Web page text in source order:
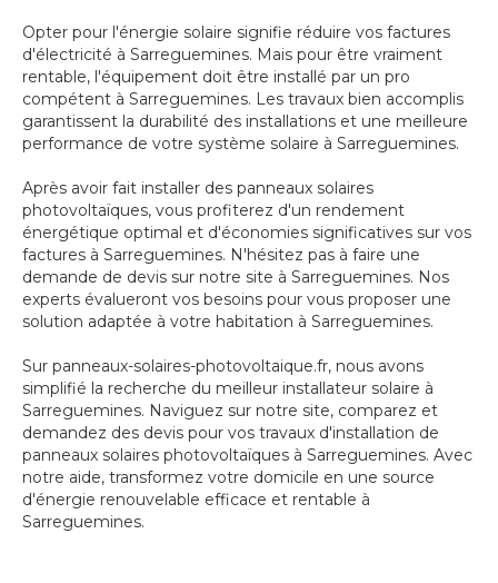
Opter pour l'énergie solaire signifie réduire vos factures
d'électricité à Sarreguemines. Mais pour être vraiment
rentable, l'équipement doit être installé par un pro
compétent à Sarreguemines. Les travaux bien accomplis
garantissent la durabilité des installations et une meilleure
performance de votre système solaire à Sarreguemines.
Après avoir fait installer des panneaux solaires
photovoltaïques, vous profiterez d'un rendement
énergétique optimal et d'économies significatives sur vos
factures à Sarreguemines. N'hésitez pas à faire une
demande de devis sur notre site à Sarreguemines. Nos
experts évalueront vos besoins pour vous proposer une
solution adaptée à votre habitation à Sarreguemines.
Sur panneaux-solaires-photovoltaique.fr, nous avons
simplifié la recherche du meilleur installateur solaire à
Sarreguemines. Naviguez sur notre site, comparez et
demandez des devis pour vos travaux d'installation de
panneaux solaires photovoltaïques à Sarreguemines. Avec
notre aide, transformez votre domicile en une source
d'énergie renouvelable efficace et rentable à
Sarreguemines.